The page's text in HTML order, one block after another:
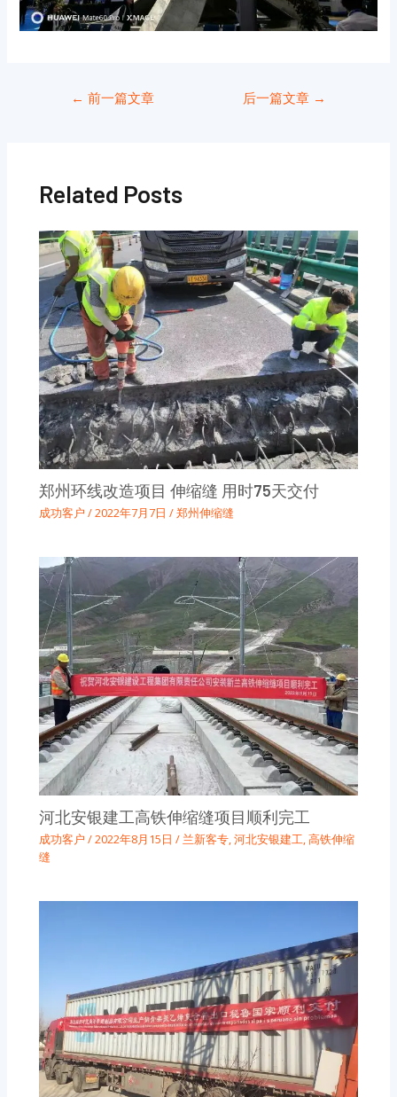
← 前一篇文章 后一篇文章 →
Related Posts
郑州环线改造项目 伸缩缝 用时75天交付
成功客户 /2022年7月7日/郑州伸缩缝
河北安银建工高铁伸缩缝项目顺利完工
成功客户 /2022年8月15日/ 兰新客专,河北安银建工,高铁伸缩
缝